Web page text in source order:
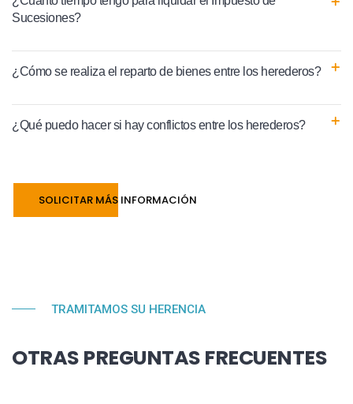
Sucesiones?
¿Cómo se realiza el reparto de bienes entre los herederos?
¿Qué puedo hacer si hay conflictos entre los herederos?
SOLICITAR MÁS INFORMACIÓN
TRAMITAMOS SU HERENCIA
OTRAS PREGUNTAS FRECUENTES